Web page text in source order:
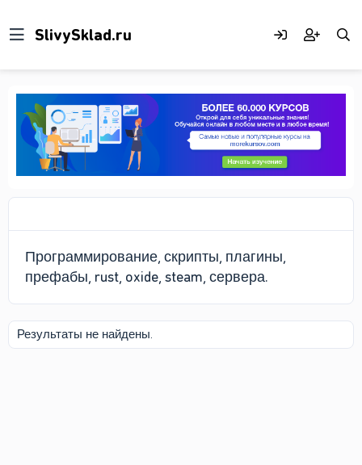
Программирование, скрипты, плагины,
префабы, rust, oxide, steam, сервера.
Результаты не найдены.